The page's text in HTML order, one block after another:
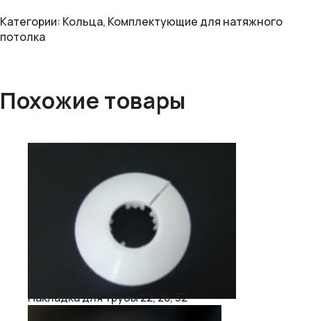
Категории: Кольца, Комплектующие для натяжного
потолка
Похожие товары
Накладка для трубы 22, 28, 32